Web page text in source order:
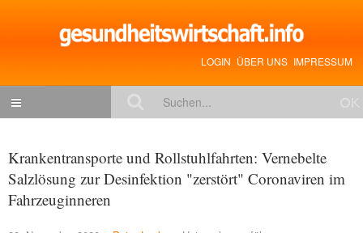
LOGIN ÜBER UNS IMPRESSUM
Gesundheitspolitik
Zukunftstrends
Management
Krankentransporte und Rollstuhlfahrten: Vernebelte
Salzlösung zur Desinfektion "zerstört" Coronaviren im
Fahrzeuginneren